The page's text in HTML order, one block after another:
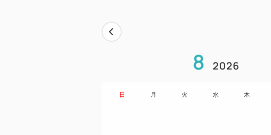
8 2026
日 月 火 水 木